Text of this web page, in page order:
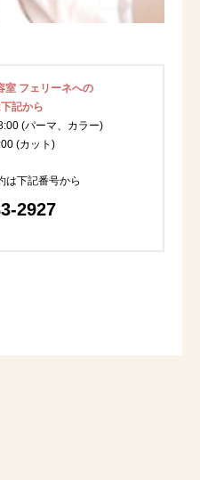
室 フェリーネへの
記から
(パーマ、カラー)
(カット)
は下記番号から
2927